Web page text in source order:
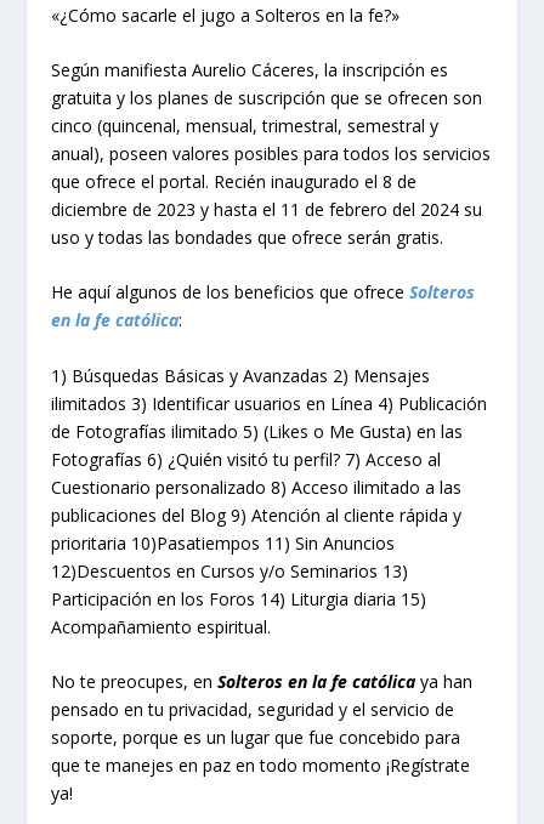
«¿Cómo sacarle el jugo a Solteros en la fe?»
Según manifiesta Aurelio Cáceres, la inscripción es
gratuita y los planes de suscripción que se ofrecen son
cinco (quincenal, mensual, trimestral, semestral y
anual), poseen valores posibles para todos los servicios
que ofrece el portal. Recién inaugurado el 8 de
diciembre de 2023 y hasta el 11 de febrero del 2024 su
uso y todas las bondades que ofrece serán gratis.
He aquí algunos de los beneficios que ofreceSolteros
en la fe católica:
1) Búsquedas Básicas y Avanzadas 2) Mensajes
ilimitados 3) Identificar usuarios en Línea 4) Publicación
de Fotografías ilimitado 5) (Likes o Me Gusta) en las
Fotografías 6) ¿Quién visitó tu perfil? 7) Acceso al
Cuestionario personalizado 8) Acceso ilimitado a las
publicaciones del Blog 9) Atención al cliente rápida y
prioritaria 10)Pasatiempos 11) Sin Anuncios
12)Descuentos en Cursos y/o Seminarios 13)
Participación en los Foros 14) Liturgia diaria 15)
Acompañamiento espiritual.
No te preocupes, enSolteros en la fe católica ya han
pensado en tu privacidad, seguridad y el servicio de
soporte, porque es un lugar que fue concebido para
que te manejes en paz en todo momento ¡Regístrate
ya!